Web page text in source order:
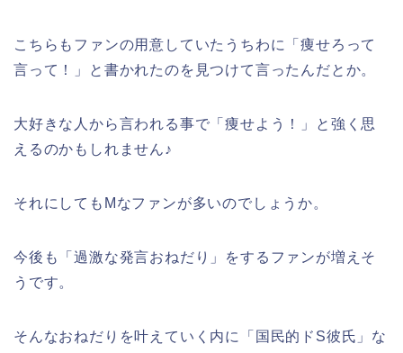
こちらもファンの用意していたうちわに「痩せろって
言って！」と書かれたのを見つけて言ったんだとか。
大好きな人から言われる事で「痩せよう！」と強く思
えるのかもしれません♪
それにしてもMなファンが多いのでしょうか。
今後も「過激な発言おねだり」をするファンが増えそ
うです。
そんなおねだりを叶えていく内に「国民的ドS彼氏」な